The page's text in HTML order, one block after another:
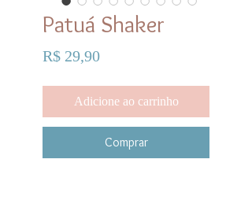
Patuá Shaker
R$ 29,90Preço
Adicione ao carrinho
Comprar